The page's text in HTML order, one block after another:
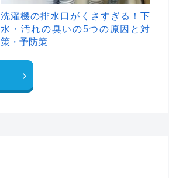
洗濯機の排水口がくさすぎる！下
水・汚れの臭いの5つの原因と対
策・予防策